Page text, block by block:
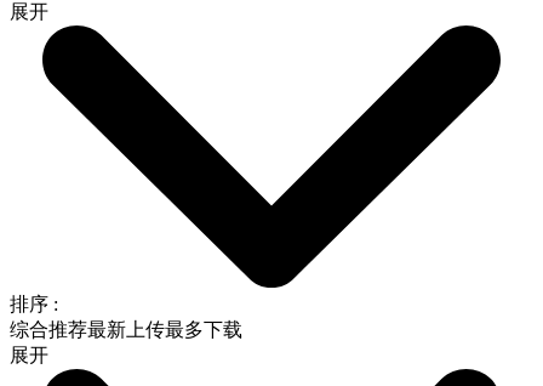
展开
排序 :
综合推荐最新上传最多下载
展开